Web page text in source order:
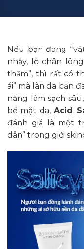
Nếu bạn đang
nhẫy, lỗ chân
thăm”, thì rất có
ái” mà làn da bạn
năng làm sạch
bề mặt da,Acid
đánh giá là một
dân” trong giới